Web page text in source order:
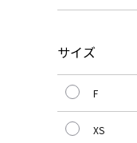
サイズ
F
XS